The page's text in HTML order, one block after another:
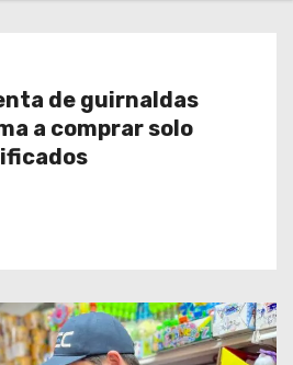
de guirnaldas
a comprar solo